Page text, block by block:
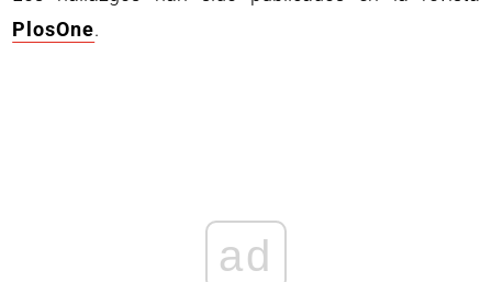
PlosOne.
ad